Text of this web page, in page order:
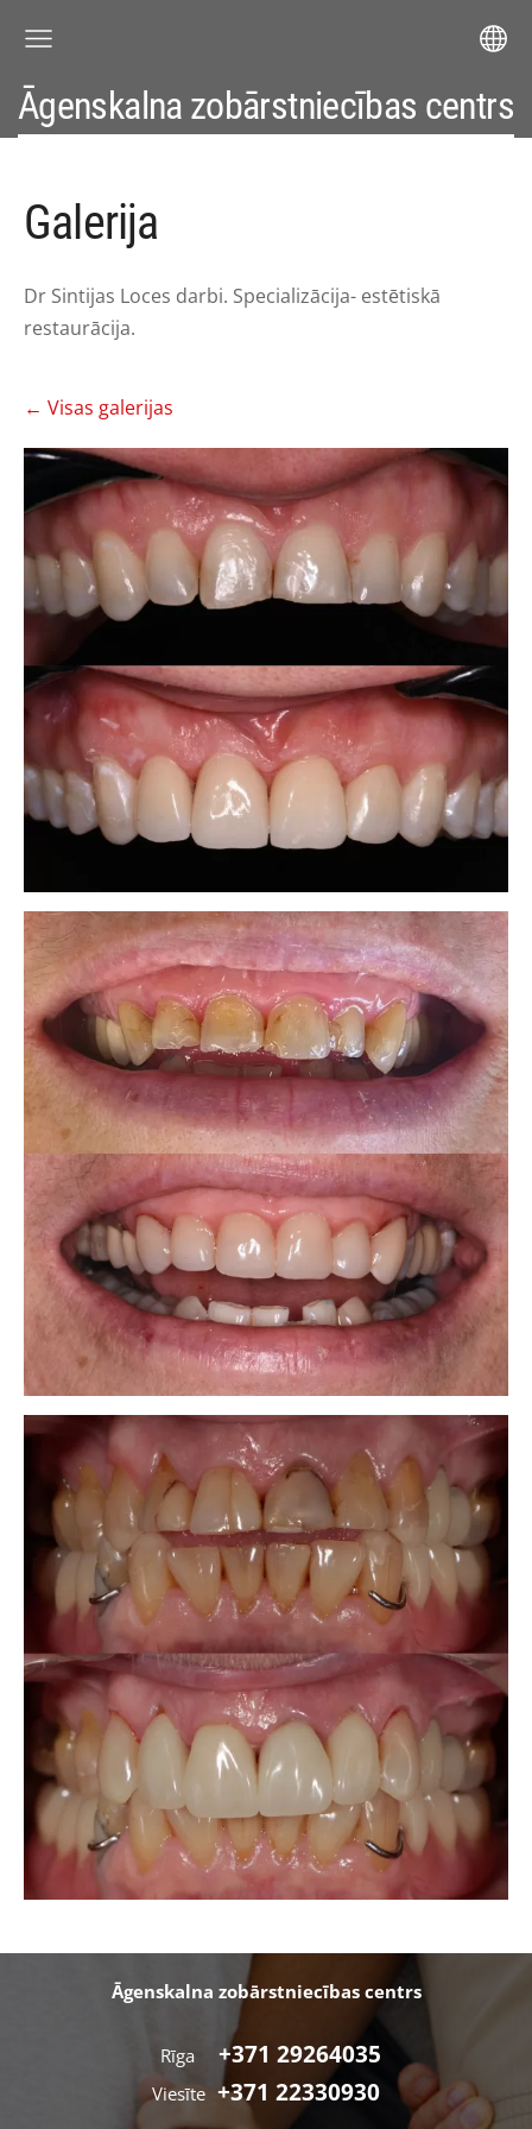
Āgenskalna zobārstniecības centrs
Galerija
Dr Sintijas Loces darbi. Specializācija- estētiskā
restaurācija.
Visas galerijas
Āgenskalna zobārstniecības centrs
Rīga +371 29264035
Viesīte +371 22330930